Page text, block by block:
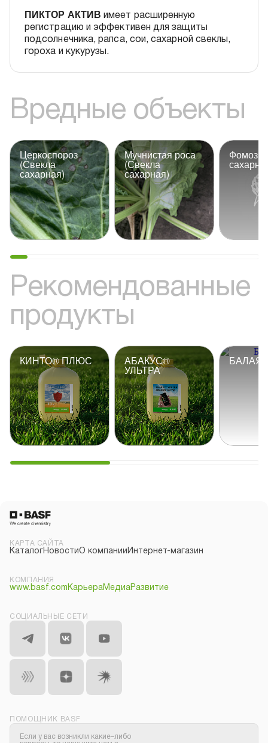
ПИКТОР АКТИВ имеет расширенную
регистрацию и эффективен для защиты
подсолнечника, рапса, сои, сахарной свеклы,
гороха и кукурузы.
Вредные объекты
Церкоспороз
(Свекла
сахарная)
Мучнистая роса
(Свекла
сахарная)
Фомоз
Рекомендованные
продукты
КИНТО® ПЛЮС АБАКУС®
УЛЬТРА
КАРТА САЙТА
КаталогНовостиО компании Интернет-магазин
КОМПАНИЯ
www.basf.com КарьераМедиаРазвитие
СОЦИАЛЬНЫЕ СЕТИ
ПОМОЩНИК BASF
Если у вас возникли какие–либо